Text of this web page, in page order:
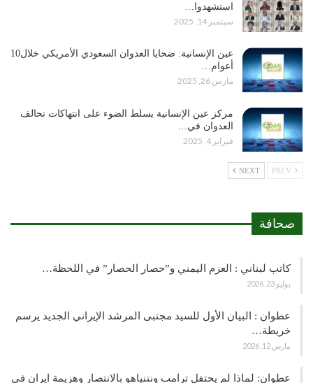
استشهدوا…
سبتمبر 14, 2025
عين الإنسانية: ضحايا العدوان السعودي الأمريكي خلال10
أعوام…
مارس 26, 2025
مركز عين الإنسانية يسلط الضوء على انتهاكات تحالف
العدوان في…
فبراير 4, 2025
NEXT
صحافة
كاتب لبناني : العزم اليمني و”حصار الحصار” في اللحظة…
يوليو 23, 2026
عطوان : البيان الأول للسيد مجتبى المرشد الإيراني الجديد يرسم
خريطة…
مارس 12, 2026
عطوان: لماذا لم يحتفل ترامب ونتنياهو بالانتصار وهزيمة ايران في